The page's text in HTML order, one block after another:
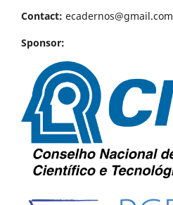
Contact: ecadernos@gmail.com
Sponsor: